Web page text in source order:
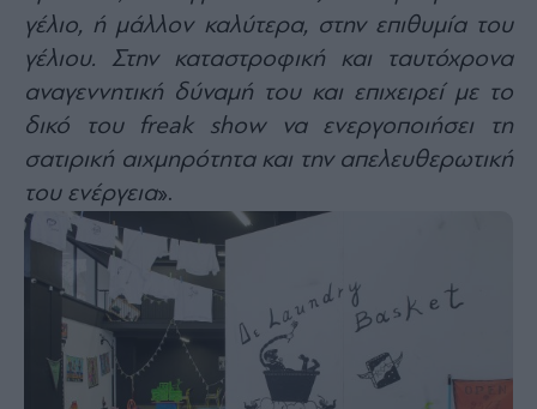
mononews.gr
submitting
email,
you
agree
our
Privacy
out
γέλιο, ή μάλλον καλύτερα, στην επιθυμία του
γέλιου. Στην καταστροφική και ταυτόχρονα
αναγεννητική δύναμή του και επιχειρεί με το
δικό του freak show να ενεργοποιήσει τη
σατιρική αιχμηρότητα και την απελευθερωτική
του ενέργεια».